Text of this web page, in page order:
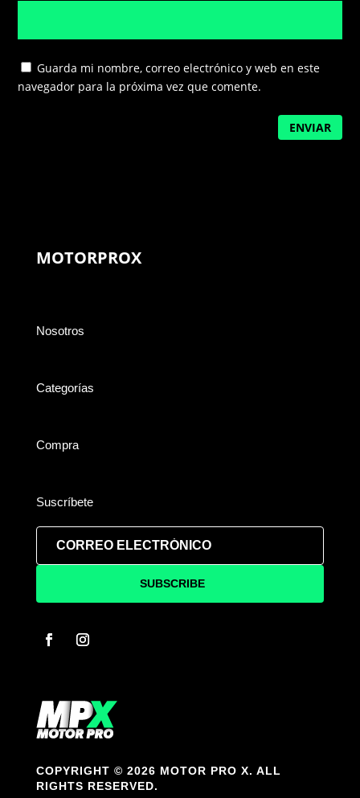
Guarda mi nombre, correo electrónico y web en este
navegador para la próxima vez que comente.
ENVIAR
MOTORPROX
Nosotros
Categorías
Compra
Suscríbete
SUBSCRIBE
COPYRIGHT © 2026 MOTOR PRO X. ALL
RIGHTS RESERVED.